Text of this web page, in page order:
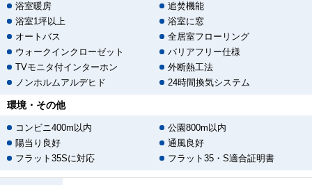
浴室暖房
追焚機能
浴室1坪以上
浴室に窓
オートバス
全居室フローリング
ウォークインクローゼット
バリアフリー仕様
TVモニタ付インターホン
外断熱工法
ノンホルムアルデヒド
24時間換気システム
環境・その他
コンビニ400m以内
公園800m以内
陽当り良好
通風良好
フラット35Sに対応
フラット35・S適合証明書